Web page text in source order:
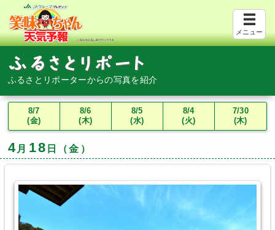
メニュー
ふるさとリポーターからの写真を紹介
8/7
(金)
8/6
(木)
8/5
(水)
8/4
(火)
7/30
(木)
4 月 18 日（金）